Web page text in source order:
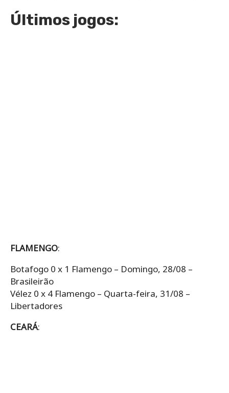
Últimos jogos:
FLAMENGO:
Botafogo 0 x 1 Flamengo – Domingo, 28/08 –
Brasileirão
Vélez 0 x 4 Flamengo – Quarta-feira, 31/08 –
Libertadores
CEARÁ: